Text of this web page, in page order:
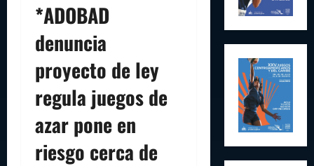
*ADOBAD
denuncia
proyecto de ley
regula juegos de
azar pone en
riesgo cerca de